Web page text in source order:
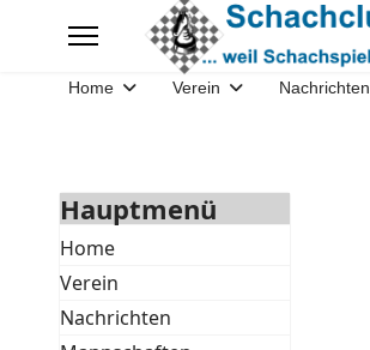
Home Verein Nachrichten
Hauptmenü
Home
Verein
Nachrichten